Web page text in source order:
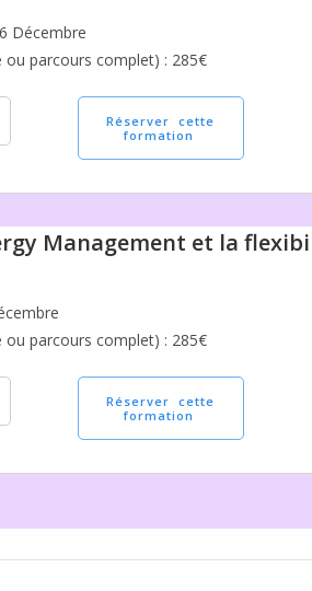
Décembre
ou parcours complet) : 285€
Réserver cette
formation
Management et la
ou parcours complet) : 285€
Réserver cette
formation